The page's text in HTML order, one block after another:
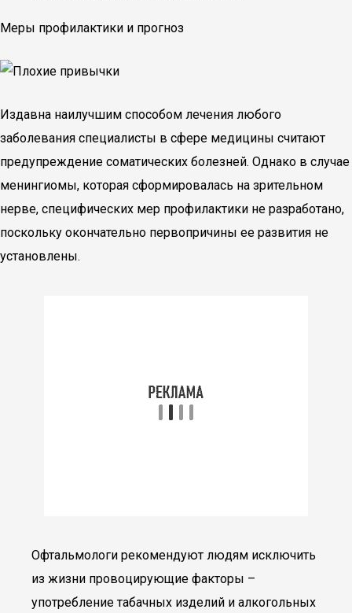
Меры профилактики и прогноз
Издавна наилучшим способом лечения любого
заболевания специалисты в сфере медицины считают
предупреждение соматических болезней. Однако в случае
менингиомы, которая сформировалась на зрительном
нерве, специфических мер профилактики не разработано,
поскольку окончательно первопричины ее развития не
установлены.
Офтальмологи рекомендуют людям исключить
из жизни провоцирующие факторы –
употребление табачных изделий и алкогольных